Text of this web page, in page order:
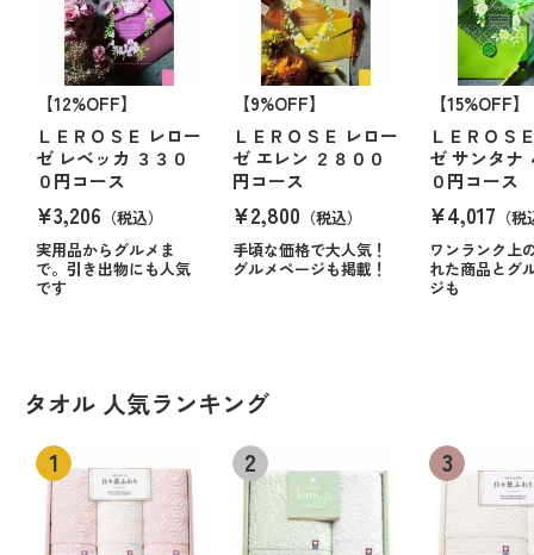
【12%OFF】
ＬＥＲＯＳＥ レロー
ゼ レベッカ ３３０
０円コース
¥3,206 （税込）
実用品からグルメま
で。引き出物にも人気
です
【9%OFF】
ＬＥＲＯＳＥ レロー
ゼ エレン ２８００
円コース
¥2,800 （税込）
手頃な価格で大人気！
グルメページも掲載！
【15%OFF】
ＬＥＲＯＳ
ゼ サンタナ
０円コース
¥4,017 （
ワンランク上
れた商品とグ
ジも
タオル 人気ランキング